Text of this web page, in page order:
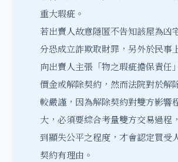
重大瑕疵。
若出賣人故意隱匿不告知該屋為凶
分恐成立詐欺取財罪，另外於民事
向出賣人主張「物之瑕疵擔保責任
價金或解除契約，然而法院對於解
較嚴謹，因為解除契約對雙方影響
大，必須要綜合考量雙方交易過程
到顯失公平之程度，才會認定買受
契約有理由。